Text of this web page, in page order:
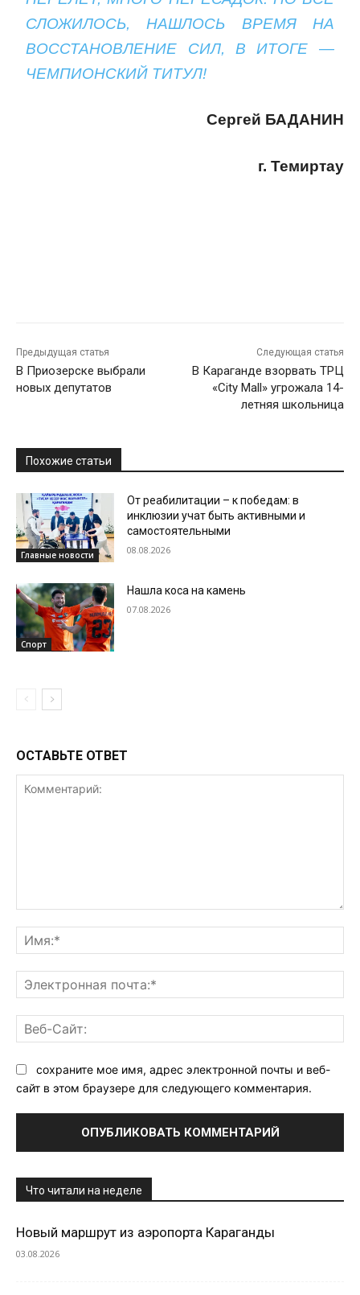
СЛОЖИЛОСЬ, НАШЛОСЬ ВРЕМЯ НА
ВОССТАНОВЛЕНИЕ СИЛ, В ИТОГЕ —
ЧЕМПИОНСКИЙ ТИТУЛ!
Сергей БАДАНИН
г. Темиртау
Предыдущая статья
В Приозерске выбрали
новых депутатов
Следующая статья
В Караганде взорвать ТРЦ
«City Mall» угрожала 14-
летняя школьница
Похожие статьи
Главные новости
От реабилитации – к победам: в
инклюзии учат быть активными и
самостоятельными
08.08.2026
Спорт
Нашла коса на камень
07.08.2026
ОСТАВЬТЕ ОТВЕТ
сохраните мое имя, адрес электронной почты и веб-
сайт в этом браузере для следующего комментария.
Что читали на неделе
Новый маршрут из аэропорта Караганды
03.08.2026